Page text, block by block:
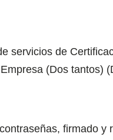
servicios de
(Dos tantos)
firmado